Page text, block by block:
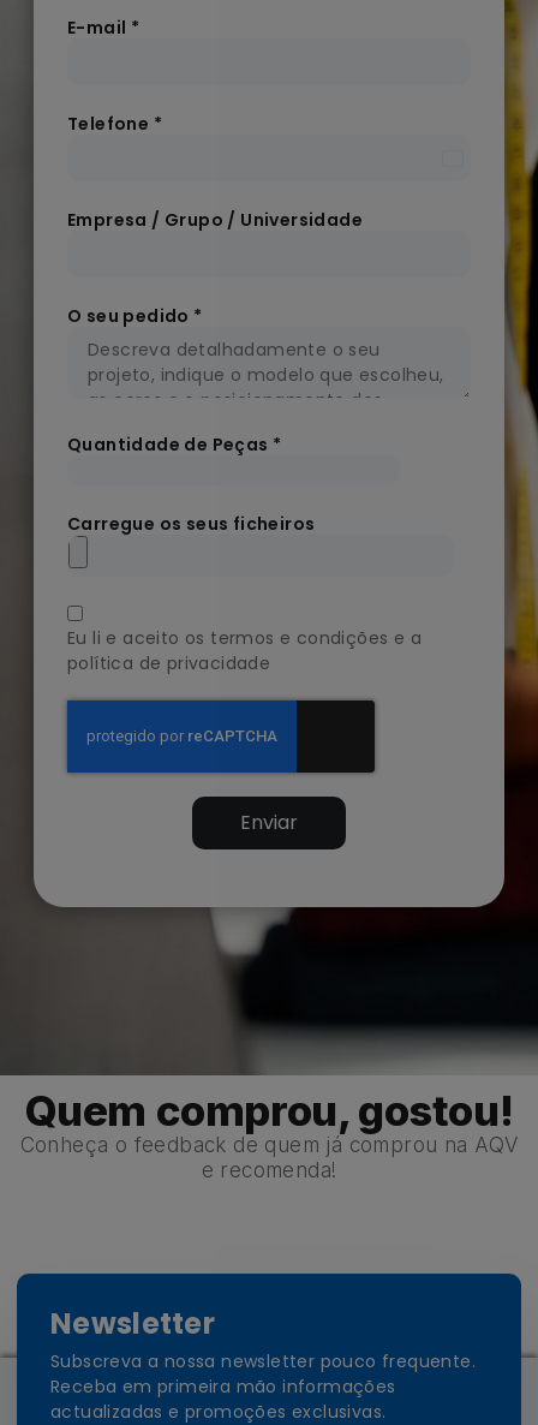
E-mail *
Telefone *
Empresa / Grupo / Universidade
O seu pedido *
Quantidade de Peças *
Carregue os seus ficheiros
Eu li e aceito os termos e condições e a
política de privacidade
Enviar
Quem comprou, gostou!
Conheça o feedback de quem já comprou na AQV
e recomenda!
Newsletter
Subscreva a nossa newsletter pouco frequente.
Receba em primeira mão informações
actualizadas e promoções exclusivas.